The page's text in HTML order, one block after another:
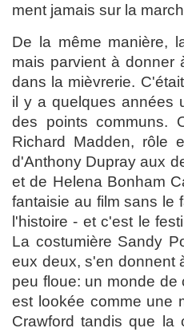
ment jamais sur la
De la même manière,
mais parvient à donner
dans la mièvrerie.
il y a quelques années
des points communs.
Richard Madden, rôle
d'Anthony Dupray aux
et de Helena Bonham
fantaisie au film sans le
l'histoire - et c'est le
La costumière Sandy
eux deux, s'en donnent
peu floue: un monde
est lookée comme une
Crawford tandis que la